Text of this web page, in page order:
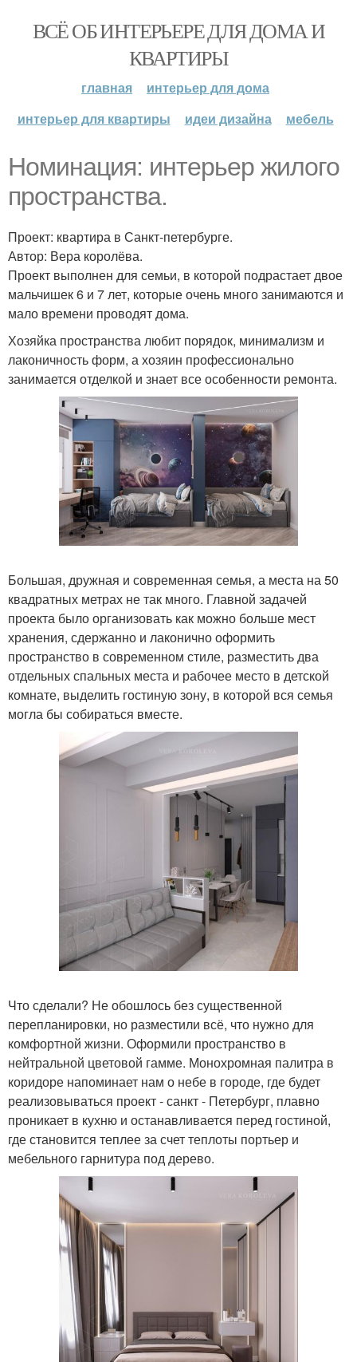
ВСЁ ОБ ИНТЕРЬЕРЕ ДЛЯ ДОМА И
КВАРТИРЫ
главная
интерьер для дома
интерьер для квартиры
идеи дизайна мебель
Номинация: интерьер жилого
пространства.
Проект: квартира в Санкт-петербурге.
Автор: Вера королёва.
Проект выполнен для семьи, в которой подрастает двое
мальчишек 6 и 7 лет, которые очень много занимаются и
мало времени проводят дома.
Хозяйка пространства любит порядок, минимализм и
лаконичность форм, а хозяин профессионально
занимается отделкой и знает все особенности ремонта.
Большая, дружная и современная семья, а места на 50
квадратных метрах не так много. Главной задачей
проекта было организовать как можно больше мест
хранения, сдержанно и лаконично оформить
пространство в современном стиле, разместить два
отдельных спальных места и рабочее место в детской
комнате, выделить гостиную зону, в которой вся семья
могла бы собираться вместе.
Что сделали? Не обошлось без существенной
перепланировки, но разместили всё, что нужно для
комфортной жизни. Оформили пространство в
нейтральной цветовой гамме. Монохромная палитра в
коридоре напоминает нам о небе в городе, где будет
реализовываться проект - санкт - Петербург, плавно
проникает в кухню и останавливается перед гостиной,
где становится теплее за счет теплоты портьер и
мебельного гарнитура под дерево.